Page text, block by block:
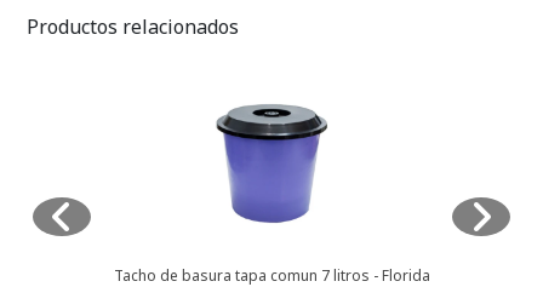
Productos relacionados
Tacho de basura tapa comun 7 litros - Florida